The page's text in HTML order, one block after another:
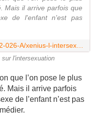
Mais il arrive parfois que
de l'enfant n'est pas
l'intersexuation
que l’on pose le plus
Mais il arrive parfois
de l’enfant n’est pas